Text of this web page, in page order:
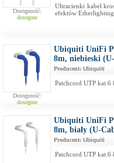
Dostępność:
dostępne
Ultracienki kabel
efektów
Dostępność:
dostępne
Ubiquiti UniFi
8m, niebieski
Producent: Ubiquiti
Patchcord UTP kat.6
Ubiquiti UniFi
8m, biały (U-
Producent: Ubiquiti
Patchcord UTP kat.6